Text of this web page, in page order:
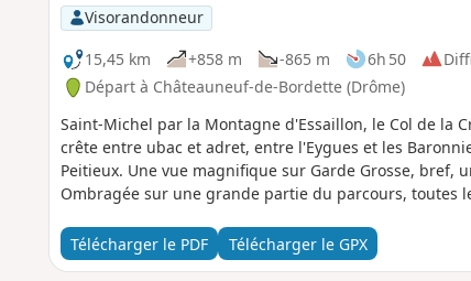
Visorandonneur
15,45 km
+858 m -865 m 6h 50
Départ à Châteauneuf-de-Bordette (Drôme)
Saint-Michel par la Montagne d'Essaillon, le Col de la
crête entre ubac et adret, entre l'Eygues et les
Peitieux. Une vue magnifique sur Garde Grosse, bref,
Ombragée sur une grande partie du parcours, toutes
Télécharger le PDF Télécharger le GPX